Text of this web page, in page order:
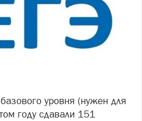
уровня (нужен для
году сдавали 151